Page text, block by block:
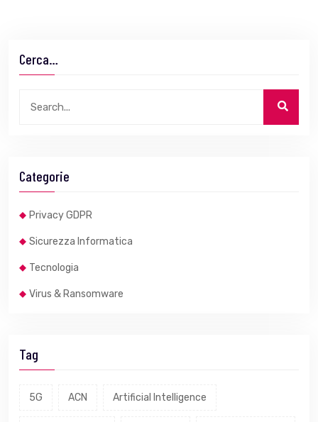
Cerca…
Categorie
Privacy GDPR
Sicurezza Informatica
Tecnologia
Virus & Ransomware
Tag
5G ACN Artificial Intelligence